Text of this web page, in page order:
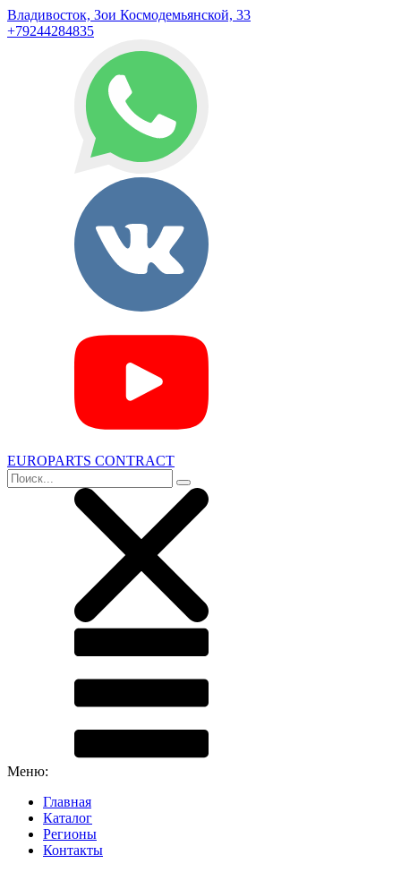
Владивосток, Зои Космодемьянской, 33
+79244284835
EUROPARTS CONTRACT
Меню:
Главная
Каталог
Регионы
Контакты